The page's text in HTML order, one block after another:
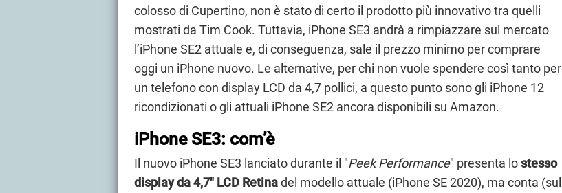
colosso di Cupertino, non è stato di certo il prodotto più innovativo tra quelli
mostrati da Tim Cook. Tuttavia, iPhone SE3 andrà a rimpiazzare sul mercato
l’iPhone SE2 attuale e, di conseguenza, sale il prezzo minimo per comprare
oggi un iPhone nuovo. Le alternative, per chi non vuole spendere così tanto per
un telefono con display LCD da 4,7 pollici, a questo punto sono gli iPhone 12
ricondizionati o gli attuali iPhone SE2 ancora disponibili su Amazon.
iPhone SE3: com’è
Il nuovo iPhone SE3 lanciato durante il "Peek Performance" presenta lostesso
display da 4,7" LCD Retinadel modello attuale (iPhone SE 2020), ma conta (sul